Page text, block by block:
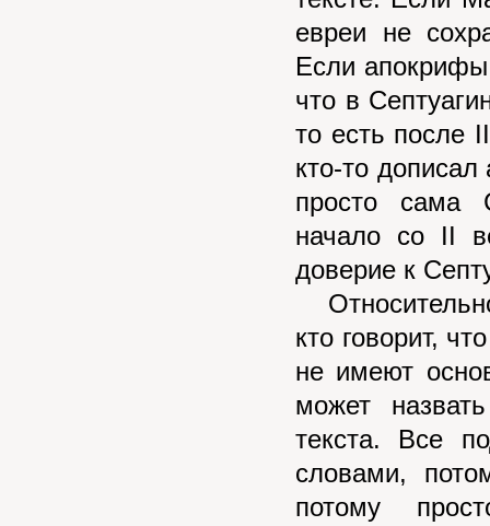
евреи не
Если апокрифы
что в
то есть после
кто-то
просто сама
начало со II
доверие к
кто говорит,
не имеют
может
текста. Все
словами,
потому